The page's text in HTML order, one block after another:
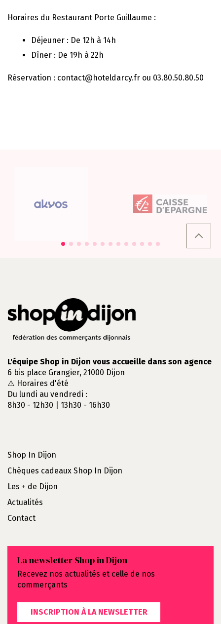
Horaires du Restaurant Porte Guillaume :
Déjeuner : De 12h à 14h
Dîner : De 19h à 22h
Réservation : contact@hoteldarcy.fr ou 03.80.50.80.50
L'équipe Shop in Dijon vous accueille dans son agence
6 bis place Grangier, 21000 Dijon
⚠️ Horaires d'été
Du lundi au vendredi :
8h30 - 12h30 | 13h30 - 16h30
Shop In Dijon
Chèques cadeaux Shop In Dijon
Les + de Dijon
Actualités
Contact
La newsletter Shop in Dijon
Recevez nos actualités et celle de nos
commerçants
INSCRIPTION À LA NEWSLETTER